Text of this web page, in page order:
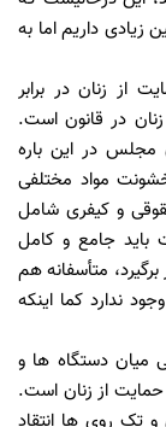
زیادی داریم اما به
از زنان در برابر
در قانون است.
مجلس در این باره
مواد مختلفی
و کیفری شامل
باید جامع و کامل
متأسفانه هم
ندارد کما اینکه
میان دستگاه ها و
از زنان است.
و تک روی ها انتقاد